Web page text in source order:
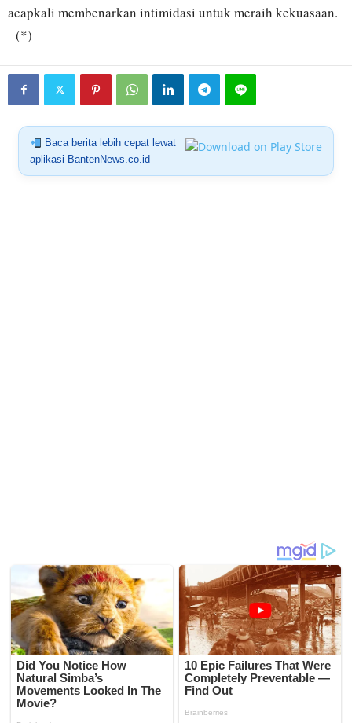
acapkali membenarkan intimidasi untuk meraih kekuasaan.
(*)
Baca berita lebih cepat lewat
aplikasi BantenNews.co.id